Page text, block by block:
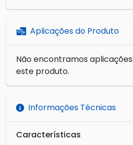
Aplicações do Produto
Não encontramos
este produto.
Informações Técnicas
Características